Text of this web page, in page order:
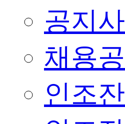
공지
채용
인조